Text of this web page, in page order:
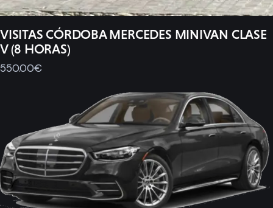
VISITAS CÓRDOBA MERCEDES MINIVAN CLASE
V (8 HORAS)
550.00€